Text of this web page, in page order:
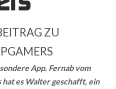
ZU
App. Fernab vom
es Walter geschafft, ein